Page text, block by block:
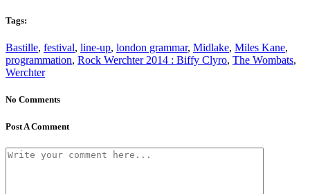
Tags:
Bastille, festival, line-up, london grammar, Midlake, Miles Kane,
programmation, Rock Werchter 2014 : Biffy Clyro, The Wombats,
Werchter
No Comments
Post A Comment